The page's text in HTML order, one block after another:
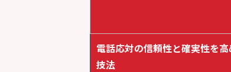
電話応対の信頼性と確実性を
技法